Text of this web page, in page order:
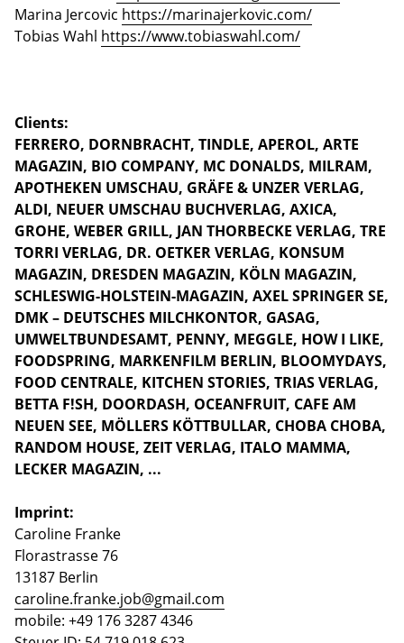
Marina Jercovic https://marinajerkovic.com/
Tobias Wahl https://www.tobiaswahl.com/
Clients:
FERRERO, DORNBRACHT, TINDLE, APEROL, ARTE
MAGAZIN, BIO COMPANY, MC DONALDS, MILRAM,
APOTHEKEN UMSCHAU, GRÄFE & UNZER VERLAG,
ALDI, NEUER UMSCHAU BUCHVERLAG, AXICA,
GROHE, WEBER GRILL, JAN THORBECKE VERLAG, TRE
TORRI VERLAG, DR. OETKER VERLAG, KONSUM
MAGAZIN, DRESDEN MAGAZIN, KÖLN MAGAZIN,
SCHLESWIG-HOLSTEIN-MAGAZIN, AXEL SPRINGER SE,
DMK – DEUTSCHES MILCHKONTOR, GASAG,
UMWELTBUNDESAMT, PENNY, MEGGLE, HOW I LIKE,
FOODSPRING, MARKENFILM BERLIN, BLOOMYDAYS,
FOOD CENTRALE, KITCHEN STORIES, TRIAS VERLAG,
BETTA F!SH, DOORDASH, OCEANFRUIT, CAFE AM
NEUEN SEE, MÖLLERS KÖTTBULLAR, CHOBA CHOBA,
RANDOM HOUSE, ZEIT VERLAG, ITALO MAMMA,
LECKER MAGAZIN, ...
Imprint:
Caroline Franke
Florastrasse 76
13187 Berlin
caroline.franke.job@gmail.com
mobile: +49 176 3287 4346